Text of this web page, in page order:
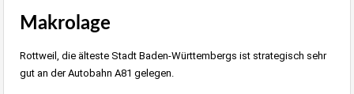
Makrolage
Rottweil, die älteste Stadt Baden-Württembergs ist strategisch sehr
gut an der Autobahn A81 gelegen.